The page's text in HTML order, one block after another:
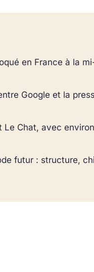
en France à la
Google et la
Chat, avec
futur : structure,